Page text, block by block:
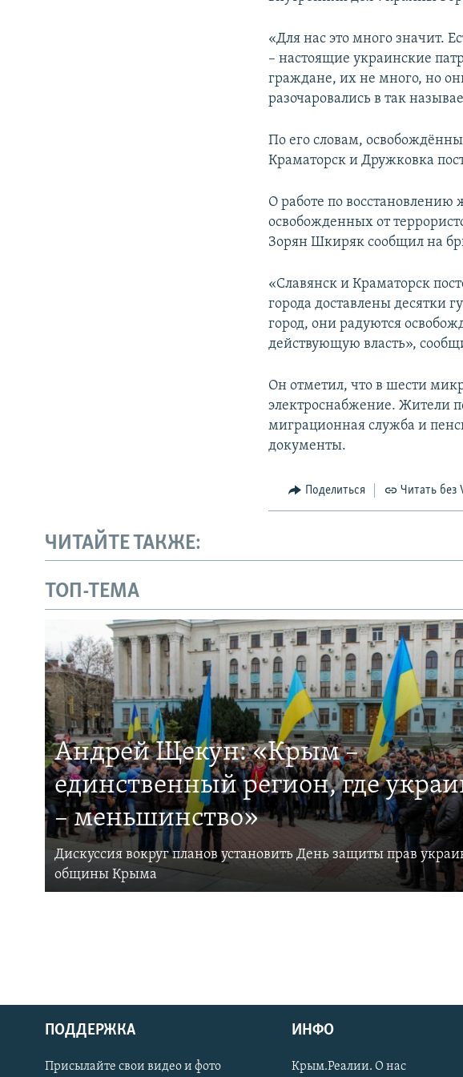
Українською
«Для нас это много значит.
– настоящие украинские
граждане, их не много, но
разочаровались в так
По его словам,
Краматорск и Дружковка
О работе по восстановлению
освобожденных от
Зорян Шкиряк сообщил на
«Славянск и Краматорск
города доставлены десятки
город, они радуются
действующую власть»,
Он отметил, что в шести
электроснабжение. Жители
миграционная служба и
документы.
Поделиться Читать без
ЧИТАЙТЕ ТАКЖЕ:
ТОП-ТЕМА
Андрей Щекун: «Крым –
единственный регион, где
– меньшинство»
Дискуссия вокруг планов установить День защиты прав
общины Крыма
ПОДДЕРЖКА
Присылайте свои видео и фото
ИНФО
Крым.Реалии. О нас